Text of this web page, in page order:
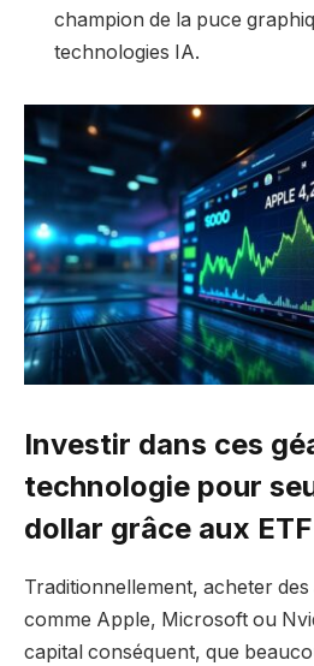
champion de la puce
technologies IA.
Investir dans ces
technologie pour
dollar grâce aux ETF
Traditionnellement, acheter des
comme Apple, Microsoft ou
capital conséquent, que